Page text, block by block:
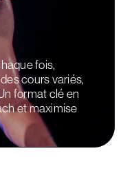
fois,
cours variés,
format clé en
et maximise